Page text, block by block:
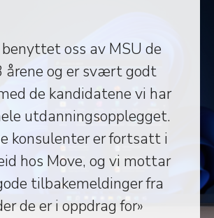
benyttet oss av MSU de
årene og er svært godt
de kandidatene vi har
utdanningsopplegget.
konsulenter er fortsatt i
hos Move, og vi mottar
tilbakemeldinger fra
de er i oppdrag for»